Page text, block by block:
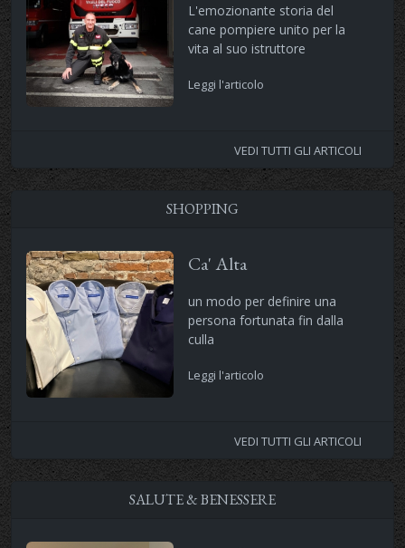
L'emozionante storia del
cane pompiere unito per la
vita al suo istruttore
Leggi l'articolo
VEDI TUTTI GLI ARTICOLI
SHOPPING
Ca' Alta
un modo per definire una
persona fortunata fin dalla
culla
Leggi l'articolo
VEDI TUTTI GLI ARTICOLI
SALUTE & BENESSERE